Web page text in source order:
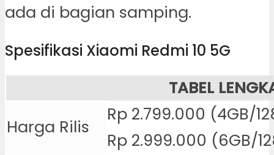
ada di bagian samping.
Spesifikasi Xiaomi Redmi 10 5G
TABEL
Harga Rilis
Rp 2.799.000 (4GB/
Rp 2.999.000 (6GB/